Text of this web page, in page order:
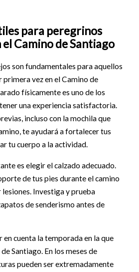
para peregrinos
Camino de Santiago
son fundamentales para aquellos
primera vez en el Camino de
físicamente es uno de los
una experiencia satisfactoria.
incluso con la mochila que
te ayudará a fortalecer tus
tu cuerpo a la actividad.
es elegir el calzado adecuado.
de tus pies durante el camino
Investiga y prueba
de senderismo antes de
en cuenta la temporada en la que
Santiago. En los meses de
pueden ser extremadamente